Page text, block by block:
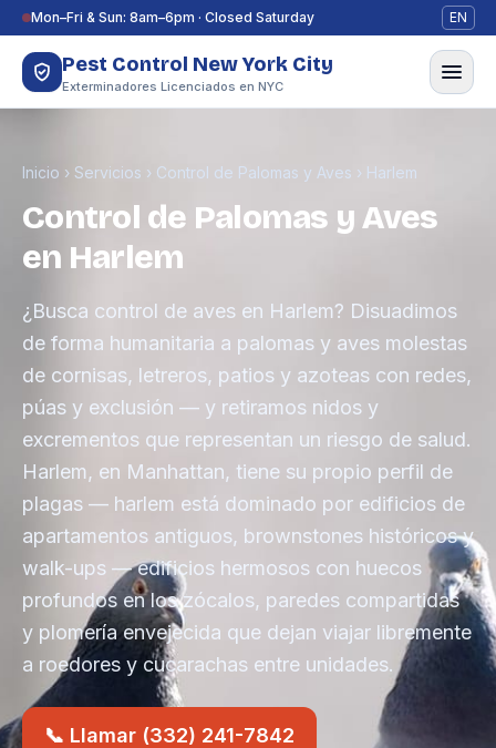
Saltar al contenido
Mon–Fri & Sun: 8am–6pm · Closed Saturday EN
Pest Control New York City
Exterminadores Licenciados en NYC
Inicio › Servicios › Control de Palomas y Aves › Harlem
Control de Palomas y Aves
en Harlem
¿Busca control de aves en Harlem? Disuadimos
de forma humanitaria a palomas y aves molestas
de cornisas, letreros, patios y azoteas con redes,
púas y exclusión — y retiramos nidos y
excrementos que representan un riesgo de salud.
Harlem, en Manhattan, tiene su propio perfil de
plagas — harlem está dominado por edificios de
apartamentos antiguos, brownstones históricos y
walk-ups — edificios hermosos con huecos
profundos en los zócalos, paredes compartidas
y plomería envejecida que dejan viajar libremente
a roedores y cucarachas entre unidades.
📞 Llamar (332) 241-7842